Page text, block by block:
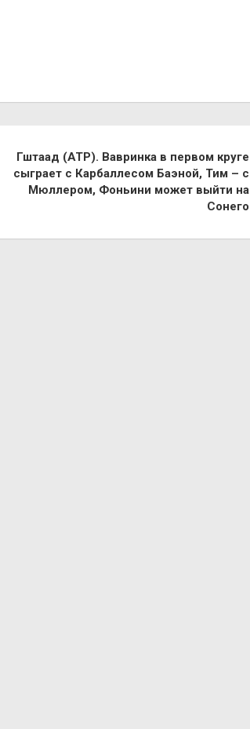
Гштаад (ATP). Вавринка в первом круге
сыграет с Карбаллесом Баэной, Тим – с
Мюллером, Фоньини может выйти на
Сонего